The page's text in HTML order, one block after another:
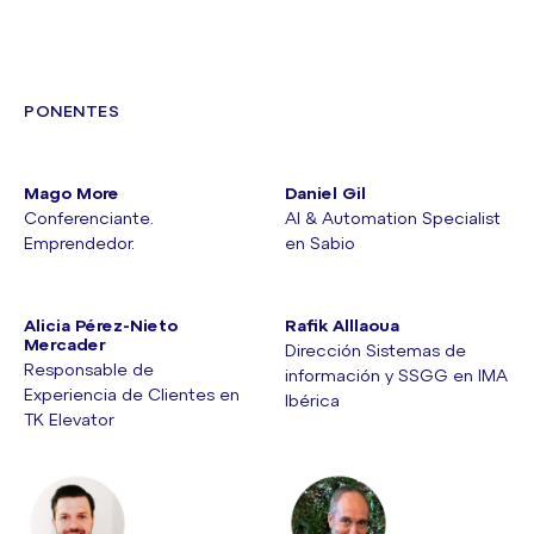
PONENTES
Mago More
Conferenciante.
Emprendedor.
Daniel Gil
AI & Automation Specialist
en Sabio
Alicia Pérez-Nieto
Mercader
Responsable de
Experiencia de Clientes en
TK Elevator
Rafik Alllaoua
Dirección Sistemas de
información y SSGG en IMA
Ibérica